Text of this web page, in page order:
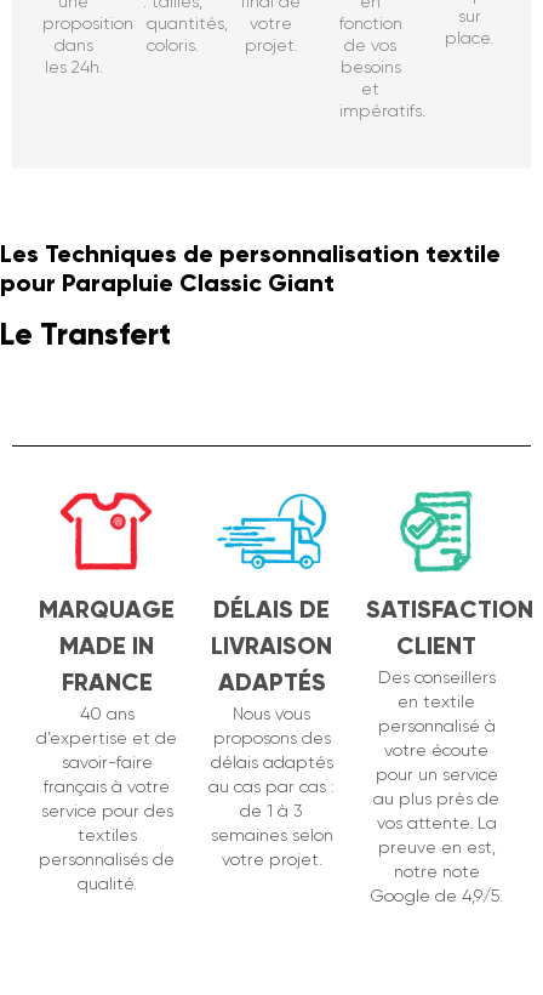
proposition
dans
les 24h.
quantités,
coloris.
votre
projet.
fonction
de vos
besoins
et
impératifs.
sur
place.
Les Techniques de personnalisation textile
pour Parapluie Classic Giant
Le Transfert
MARQUAGE
MADE IN
FRANCE
40 ans
d’expertise et de
savoir-faire
français à votre
service pour des
textiles
personnalisés de
qualité.
DÉLAIS DE
LIVRAISON
ADAPTÉS
Nous vous
proposons des
délais adaptés
au cas par cas :
de 1 à 3
semaines selon
votre projet.
SATISFACTION
CLIENT
Des conseillers
en textile
personnalisé à
votre écoute
pour un service
au plus près de
vos attente. La
preuve en est,
notre note
Google de 4,9/5.